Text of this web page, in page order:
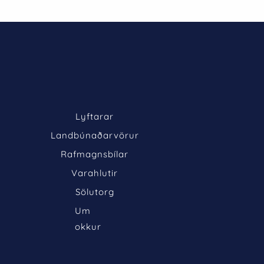
Lyftarar
Landbúnaðarvörur
Rafmagnsbílar
Varahlutir
Sölutorg
Um
okkur